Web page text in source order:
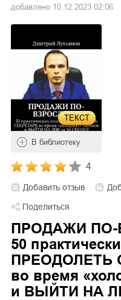
добавлено 10.12.2023 02:06
ТЕКСТ
В библиотеку
4
Добавить отзыв
Поделиться
ПРОДАЖИ ПО-
50
ПРЕОДОЛЕТЬ
во время
и ВЫЙТИ НА